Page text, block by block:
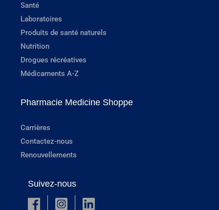
Santé
Laboratoires
Produits de santé naturels
Nutrition
Drogues récréatives
Médicaments A-Z
Pharmacie Medicine Shoppe
Carrières
Contactez-nous
Renouvellements
Suivez-nous